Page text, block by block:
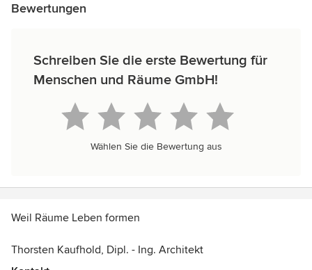
Bewertungen
Schreiben Sie die erste Bewertung für
Menschen und Räume GmbH!
Wählen Sie die Bewertung aus
Weil Räume Leben formen
Thorsten Kaufhold, Dipl. - Ing. Architekt